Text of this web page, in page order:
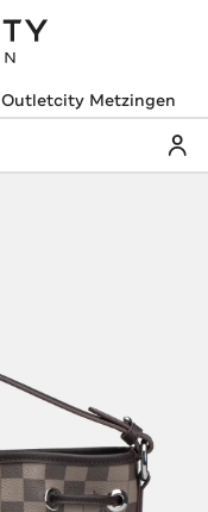
Outletcity Metzingen